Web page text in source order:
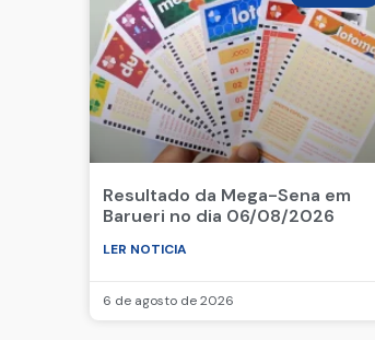
Resultado da Mega-Sena em
Barueri no dia 06/08/2026
LER NOTICIA
6 de agosto de 2026